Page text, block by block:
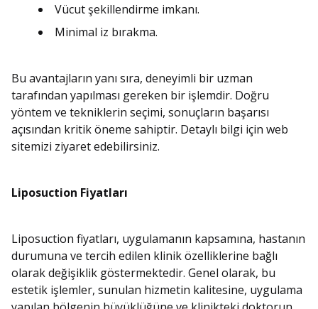
Vücut şekillendirme imkanı.
Minimal iz bırakma.
Bu avantajların yanı sıra, deneyimli bir uzman
tarafından yapılması gereken bir işlemdir. Doğru
yöntem ve tekniklerin seçimi, sonuçların başarısı
açısından kritik öneme sahiptir. Detaylı bilgi için web
sitemizi ziyaret edebilirsiniz.
Liposuction Fiyatları
Liposuction fiyatları, uygulamanın kapsamına, hastanın
durumuna ve tercih edilen klinik özelliklerine bağlı
olarak değişiklik göstermektedir. Genel olarak, bu
estetik işlemler, sunulan hizmetin kalitesine, uygulama